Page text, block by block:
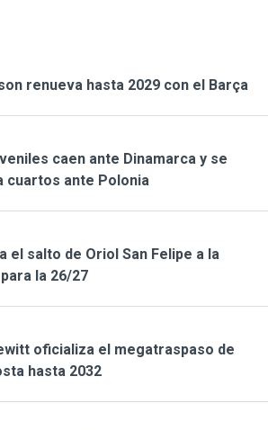
renueva hasta 2029 con el Barça
caen ante Dinamarca y se
cuartos ante Polonia
el salto de Oriol San Felipe a la
la 26/27
oficializa el megatraspaso de
hasta 2032